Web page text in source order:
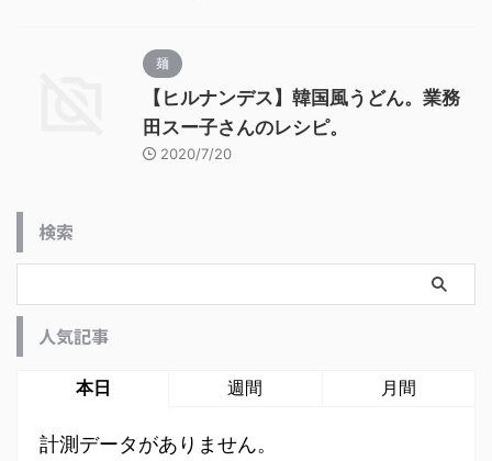
麺
【ヒルナンデス】韓国風うどん。業務
田スー子さんのレシピ。
2020/7/20
検索
人気記事
本日 週間 月間
計測データがありません。